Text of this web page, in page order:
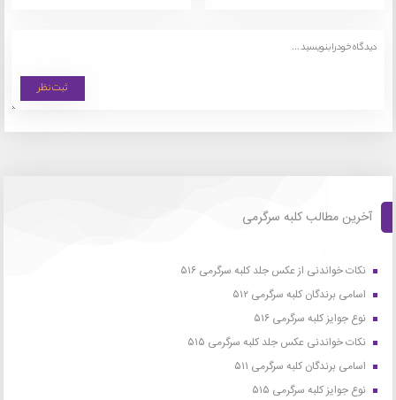
آخرین مطالب کلبه سرگرمی
نکات خواندنی از عکس جلد کلبه سرگرمی ۵۱۶
اسامی برندگان کلبه سرگرمی ۵۱۲
نوع جوایز کلبه سرگرمی ۵۱۶
نکات خواندنی عکس جلد کلبه سرگرمی ۵۱۵
اسامی برندگان کلبه سرگرمی ۵۱۱
نوع جوایز کلبه سرگرمی ۵۱۵